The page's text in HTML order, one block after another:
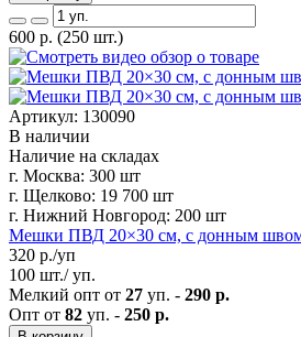
600 р. (250 шт.)
Артикул: 130090
В наличии
Наличие на складах
г. Москва: 300 шт
г. Щелково: 19 700 шт
г. Нижний Новгород: 200 шт
Мешки ПВД 20×30 см, с донным
320 р./уп
100 шт./ уп.
Мелкий опт от 27 уп. - 290 р.
Опт от 82 уп. - 250 р.